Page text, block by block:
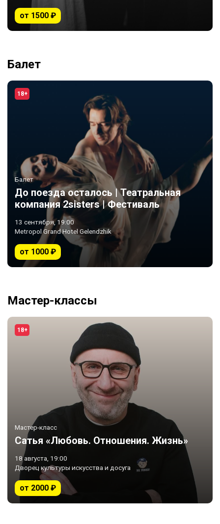
от 1500 ₽
Балет
18+
Балет
До поезда осталось | Театральная
компания 2sisters | Фестиваль
«Сезоны»
13 сентября, 19:00
Metropol Grand Hotel Gelendzhik
от 1000 ₽
Мастер-классы
18+
Мастер-класс
Сатья «Любовь. Отношения. Жизнь»
18 августа, 19:00
Дворец культуры искусства и досуга
от 2000 ₽